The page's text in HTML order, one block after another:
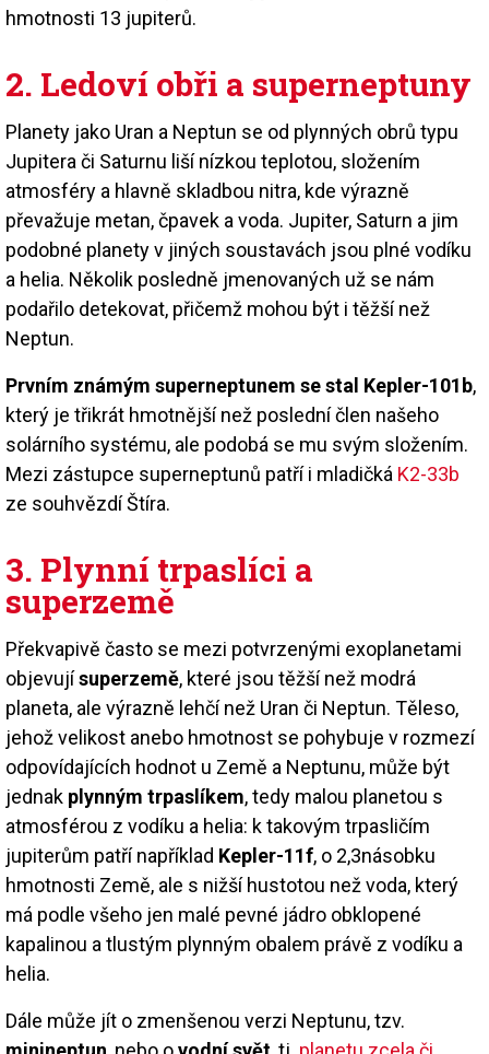
hmotnosti 13 jupiterů.
2. Ledoví obři a superneptuny
Planety jako Uran a Neptun se od plynných obrů typu
Jupitera či Saturnu liší nízkou teplotou, složením
atmosféry a hlavně skladbou nitra, kde výrazně
převažuje metan, čpavek a voda. Jupiter, Saturn a jim
podobné planety v jiných soustavách jsou plné vodíku
a helia. Několik posledně jmenovaných už se nám
podařilo detekovat, přičemž mohou být i těžší než
Neptun.
Prvním známým superneptunem se stal Kepler-101b,
který je třikrát hmotnější než poslední člen našeho
solárního systému, ale podobá se mu svým složením.
Mezi zástupce superneptunů patří i mladičká K2-33b
ze souhvězdí Štíra.
3. Plynní trpaslíci a
superzemě
Překvapivě často se mezi potvrzenými exoplanetami
objevujísuperzemě, které jsou těžší než modrá
planeta, ale výrazně lehčí než Uran či Neptun. Těleso,
jehož velikost anebo hmotnost se pohybuje v rozmezí
odpovídajících hodnot u Země a Neptunu, může být
jednak plynným trpaslíkem, tedy malou planetou s
atmosférou z vodíku a helia: k takovým trpasličím
jupiterům patří například Kepler-11f, o 2,3násobku
hmotnosti Země, ale s nižší hustotou než voda, který
má podle všeho jen malé pevné jádro obklopené
kapalinou a tlustým plynným obalem právě z vodíku a
helia.
Dále může jít o zmenšenou verzi Neptunu, tzv.